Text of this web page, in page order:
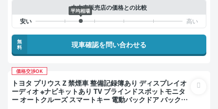
中古車販売店の価格との比較
平均相場
無
料
現車確認を問い合わせる
価格交渉OK
トヨタ プリウス Z 禁煙車 整備記録簿あり ディスプレイオ
ーディオ ※ナビキットあり TV ブラインドスポットモニタ
ー オートクルーズ スマートキー 電動バックドア バックモ